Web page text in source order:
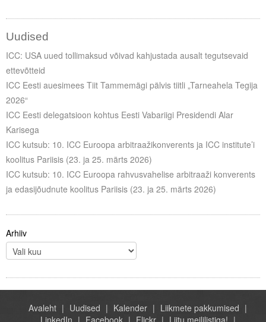
Uudised
ICC: USA uued tollimaksud võivad kahjustada ausalt tegutsevaid
ettevõtteid
ICC Eesti auesimees Tiit Tammemägi pälvis tiitli „Tarneahela Tegija
2026“
ICC Eesti delegatsioon kohtus Eesti Vabariigi Presidendi Alar
Karisega
ICC kutsub: 10. ICC Euroopa arbitraažikonverents ja ICC institute’i
koolitus Pariisis (23. ja 25. märts 2026)
ICC kutsub: 10. ICC Euroopa rahvusvahelise arbitraaži konverents
ja edasijõudnute koolitus Pariisis (23. ja 25. märts 2026)
Arhiiv
Avaleht Uudised Kalender
Liikmete pakkumised